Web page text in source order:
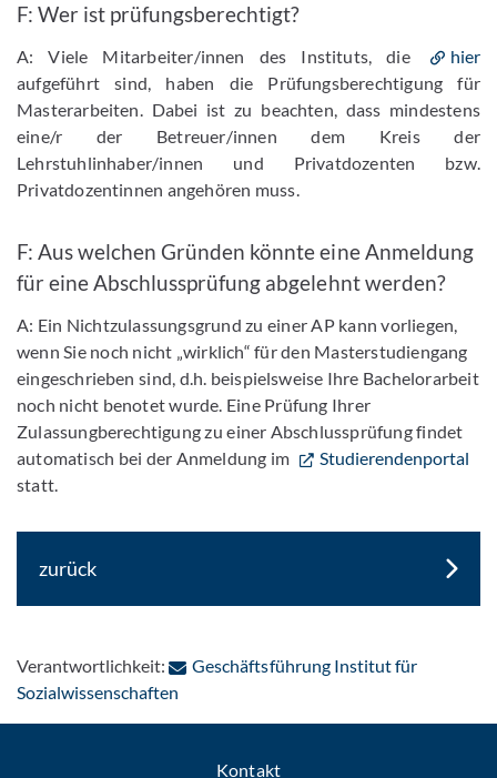
F: Wer ist prüfungsberechtigt?
A: Viele Mitarbeiter/innen des Instituts, die
hier
aufgeführt sind, haben die Prüfungsberechtigung für
Masterarbeiten. Dabei ist zu beachten, dass mindestens
eine/r der Betreuer/innen dem Kreis der
Lehrstuhlinhaber/innen und Privatdozenten bzw.
Privatdozentinnen angehören muss.
F: Aus welchen Gründen könnte eine Anmeldung
für eine Abschlussprüfung abgelehnt werden?
A: Ein Nichtzulassungsgrund zu einer AP kann vorliegen,
wenn Sie noch nicht „wirklich“ für den Masterstudiengang
eingeschrieben sind, d.h. beispielsweise Ihre Bachelorarbeit
noch nicht benotet wurde. Eine Prüfung Ihrer
Zulassungberechtigung zu einer Abschlussprüfung findet
automatisch bei der Anmeldung im
Studierendenportal
statt.
zurück
Verantwortlichkeit:
Geschäftsführung Institut für
Sozialwissenschaften
Kontakt